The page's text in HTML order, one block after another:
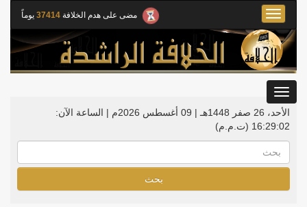
مضى على هدم الخلافة 37414 يوماً
Toggle
navigation
الأحد، 26 صفر 1448هـ | 09 أغسطس 2026م |
الساعة الآن:
16:29:02 (ت.م.م)
بحث